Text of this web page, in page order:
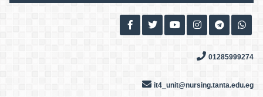
content
01285999274
it4_unit@nursing.tanta.edu.eg